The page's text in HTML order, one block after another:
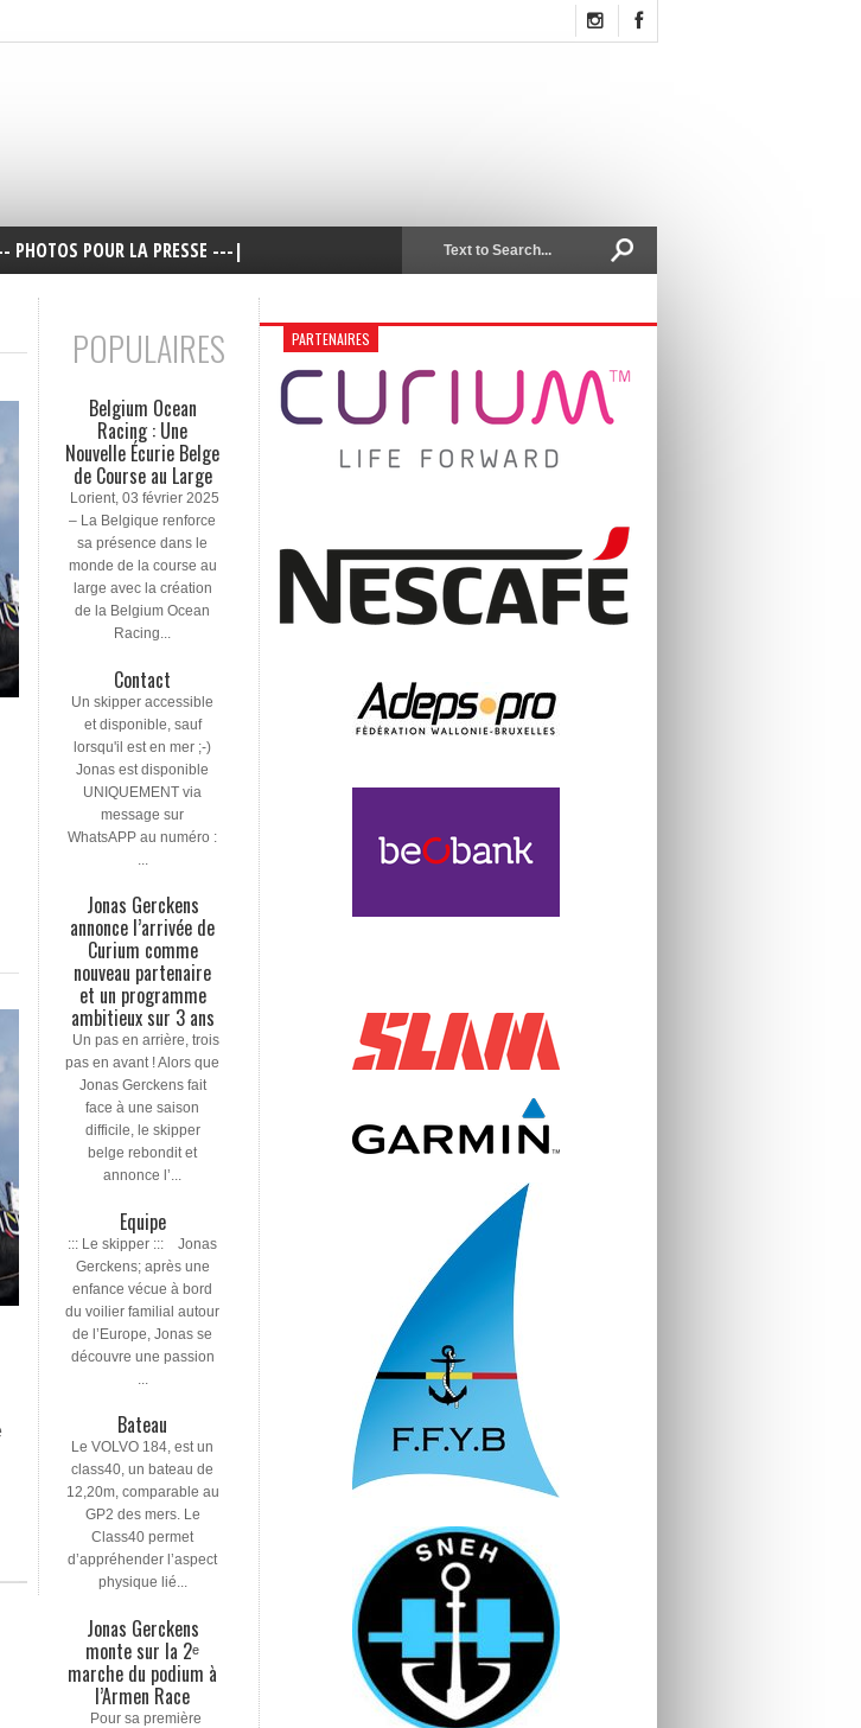
PHOTOS POUR LA PRESSE ---|
POPULAIRES
Belgium Ocean
Racing : Une
Nouvelle Écurie Belge
de Course au Large
Lorient, 03 février 2025
– La Belgique renforce
sa présence dans le
monde de la course au
large avec la création
de la Belgium Ocean
Racing...
Contact
Un skipper accessible
et disponible, sauf
lorsqu'il est en mer ;-)
Jonas est disponible
UNIQUEMENT via
message sur
WhatsAPP au numéro :
Jonas Gerckens
annonce l’arrivée de
Curium comme
nouveau partenaire
et un programme
ambitieux sur 3 ans
Un pas en arrière, trois
pas en avant ! Alors que
Jonas Gerckens fait
face à une saison
difficile, le skipper
belge rebondit et
annonce l’...
Equipe
::: Le skipper ::: Jonas
Gerckens; après une
enfance vécue à bord
du voilier familial autour
de l’Europe, Jonas se
découvre une passion
Bateau
Le VOLVO 184, est un
class40, un bateau de
12,20m, comparable au
GP2 des mers. Le
Class40 permet
d’appréhender l’aspect
physique lié...
Jonas Gerckens
monte sur la 2ᵉ
marche du podium à
l’Armen Race
Pour sa première
PARTENAIRES